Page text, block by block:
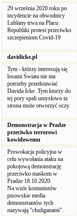
29 września 2020 roku po
incydencie na obwodnicy
Lublany trwa na Placu
Republiki protest przeciwko
szczepieniom Covid-19
davidicke.pl
Tym - którzy interesują się
losami Świata nie ma
potrzeby przedstawiać
Davida Icke. Tym ktorzy do
tej pory spali umysłowo ta
strona może otworzyć oczy.
Demonstracja w Pradze
przeciwko terrorowi
kowidowemu
Prowokacja policyjna w
celu wywołania ataku na
pokojową demonstrację
przeciwko maskom w
Pradze 18.10.2020.
Na wzór komunistów
pisowskie media
demonstrantów tych
nazywają "chuliganami".